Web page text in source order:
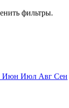
фильтры.
Июн Июл Авг Сен